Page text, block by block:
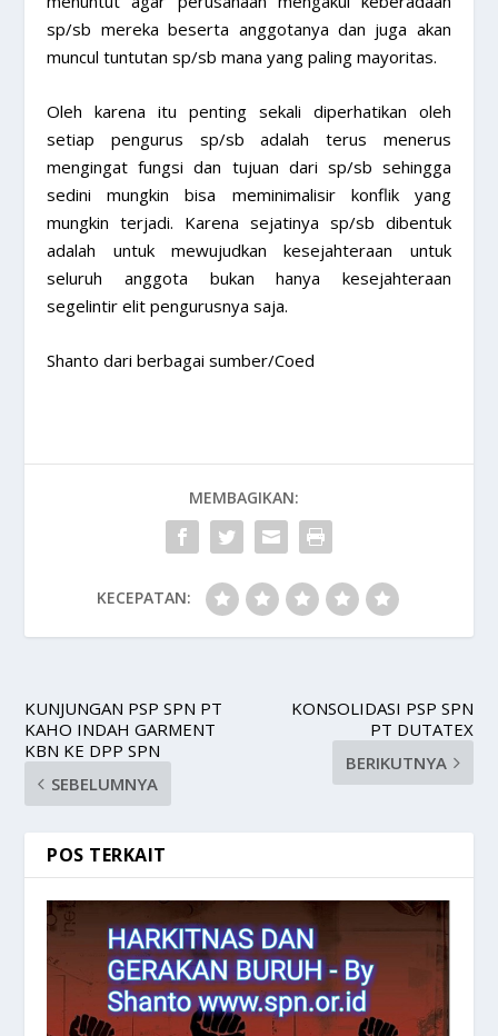
sp/sb mereka beserta anggotanya dan juga akan
muncul tuntutan sp/sb mana yang paling mayoritas.
Oleh karena itu penting sekali diperhatikan oleh
setiap pengurus sp/sb adalah terus menerus
mengingat fungsi dan tujuan dari sp/sb sehingga
sedini mungkin bisa meminimalisir konflik yang
mungkin terjadi. Karena sejatinya sp/sb dibentuk
adalah untuk mewujudkan kesejahteraan untuk
seluruh anggota bukan hanya kesejahteraan
segelintir elit pengurusnya saja.
Shanto dari berbagai sumber/Coed
MEMBAGIKAN:
KECEPATAN:
KUNJUNGAN PSP SPN PT
KAHO INDAH GARMENT
KBN KE DPP SPN
SEBELUMNYA
KONSOLIDASI PSP SPN
PT DUTATEX
BERIKUTNYA
POS TERKAIT